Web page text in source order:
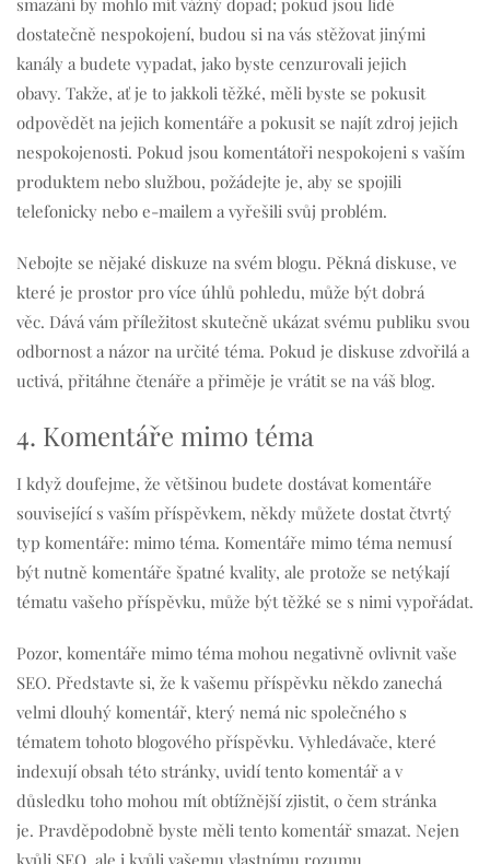
dostatečně nespokojení, budou si na vás stěžovat jinými
kanály a budete vypadat, jako byste cenzurovali jejich
obavy. Takže, ať je to jakkoli těžké, měli byste se pokusit
odpovědět na jejich komentáře a pokusit se najít zdroj jejich
nespokojenosti. Pokud jsou komentátoři nespokojeni s vaším
produktem nebo službou, požádejte je, aby se spojili
telefonicky nebo e-mailem a vyřešili svůj problém.
Nebojte se nějaké diskuze na svém blogu. Pěkná diskuse, ve
které je prostor pro více úhlů pohledu, může být dobrá
věc. Dává vám příležitost skutečně ukázat svému publiku svou
odbornost a názor na určité téma. Pokud je diskuse zdvořilá a
uctivá, přitáhne čtenáře a přiměje je vrátit se na váš blog.
4. Komentáře mimo téma
I když doufejme, že většinou budete dostávat komentáře
související s vaším příspěvkem, někdy můžete dostat čtvrtý
typ komentáře: mimo téma. Komentáře mimo téma nemusí
být nutně komentáře špatné kvality, ale protože se netýkají
tématu vašeho příspěvku, může být těžké se s nimi vypořádat.
Pozor, komentáře mimo téma mohou negativně ovlivnit vaše
SEO. Představte si, že k vašemu příspěvku někdo zanechá
velmi dlouhý komentář, který nemá nic společného s
tématem tohoto blogového příspěvku. Vyhledávače, které
indexují obsah této stránky, uvidí tento komentář a v
důsledku toho mohou mít obtížnější zjistit, o čem stránka
je. Pravděpodobně byste měli tento komentář smazat. Nejen
kvůli SEO, ale i kvůli vašemu vlastnímu rozumu.